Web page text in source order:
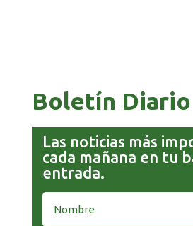
Boletín Diario
Las noticias más
cada mañana en tu
entrada.